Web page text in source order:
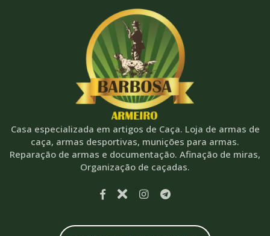
Casa especializada em artigos de Caça. Loja de armas de
caça, armas desportivas, munições para armas.
Reparação de armas e documentação. Afinação de miras,
Organização de caçadas.